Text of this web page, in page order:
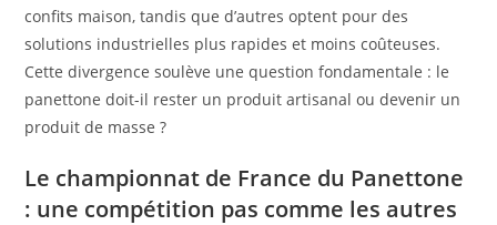
confits maison, tandis que d’autres optent pour des
solutions industrielles plus rapides et moins coûteuses.
Cette divergence soulève une question fondamentale : le
panettone doit-il rester un produit artisanal ou devenir un
produit de masse ?
Le championnat de France du Panettone
: une compétition pas comme les autres